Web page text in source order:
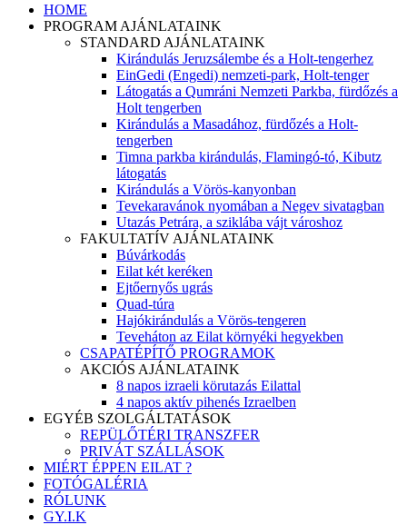
HOME
PROGRAM AJÁNLATAINK
STANDARD AJÁNLATAINK
Kirándulás Jeruzsálembe és a Holt-tengerhez
EinGedi (Engedi) nemzeti-park, Holt-tenger
Látogatás a Qumráni Nemzeti Parkba, fürdőzés a
Holt tengerben
Kirándulás a Masadához, fürdőzés a Holt-
tengerben
Timna parkba kirándulás, Flamingó-tó, Kibutz
látogatás
Kirándulás a Vörös-kanyonban
Tevekaravánok nyomában a Negev sivatagban
Utazás Petrára, a sziklába vájt városhoz
FAKULTATÍV AJÁNLATAINK
Búvárkodás
Eilat két keréken
Ejtőernyős ugrás
Quad-túra
Hajókirándulás a Vörös-tengeren
Teveháton az Eilat környéki hegyekben
CSAPATÉPÍTŐ PROGRAMOK
AKCIÓS AJÁNLATAINK
8 napos izraeli körutazás Eilattal
4 napos aktív pihenés Izraelben
EGYÉB SZOLGÁLTATÁSOK
REPÜLŐTÉRI TRANSZFER
PRIVÁT SZÁLLÁSOK
MIÉRT ÉPPEN EILAT ?
FOTÓGALÉRIA
RÓLUNK
GY.I.K